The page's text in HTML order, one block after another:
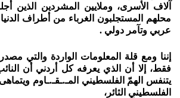
آلاف الأسرى، وملايين المشردين الذين
محلهم المستجلبون الغرباء من أطراف
عربي وتآمر دولي .
إننا ومع قلة المعلومات الواردة والتي
فقط، إلا أن الذي يعرفه كل أردني أن
يتنفس الهمّ الفلسطيني المـ.ـقـ.ـاوم
الفلسطيني الثائر،